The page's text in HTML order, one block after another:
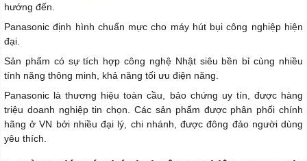
hướng đến.
Panasonic định hình chuẩn mực cho máy hút bụi công nghiệp hiện
đại.
Sản phẩm có sự tích hợp công nghệ Nhật siêu bền bỉ cùng nhiều
tính năng thông minh, khả năng tối ưu điện năng.
Panasonic là thương hiệu toàn cầu, bảo chứng uy tín, được hàng
triệu doanh nghiệp tin chọn. Các sản phẩm được phân phối chính
hãng ở VN bởi nhiều đại lý, chi nhánh, được đông đảo người dùng
yêu thích.